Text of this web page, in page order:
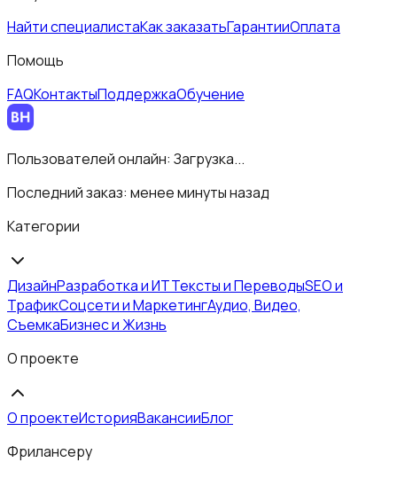
Найти специалистаКак заказатьГарантииОплата
Помощь
FAQКонтактыПоддержкаОбучение
Пользователей онлайн: Загрузка...
Последний заказ: менее минуты назад
Категории
ДизайнРазработка и ИТТексты и ПереводыSEO и
ТрафикСоцсети и МаркетингАудио, Видео,
СъемкаБизнес и Жизнь
О проекте
О проектеИсторияВакансииБлог
Фрилансеру